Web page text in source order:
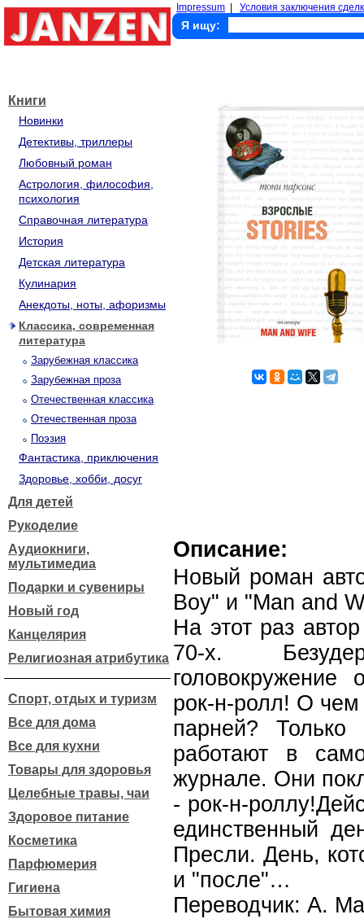
Impressum Условия заключения
Я ищу:
Книги
Новинки
Детективы, триллеры
Любовный роман
Астрология, философия,
психология
Справочная литература
История
Детская литература
Кулинария
Анекдоты, ноты, афоризмы
Классика, современная
литература
Зарубежная классика
Зарубежная проза
Отечественная классика
Отечественная проза
Поэзия
Фантастика, приключения
Здоровье, хобби, досуг
Для детей
Рукоделие
Аудиокниги,
мультимедиа
Подарки и сувениры
Новый год
Канцелярия
Религиозная атрибутика
Спорт, отдых и туризм
Все для дома
Все для кухни
Товары для здоровья
Целебные травы, чаи
Здоровое питание
Косметика
Парфюмерия
Гигиена
Бытовая химия
Описание:
Новый роман
Boy" и "Mаn and
На этот раз
70-х.
головокружение
рок-н-ролл! О чем
парней?
работают в
журнале. Они
- рок-н-
единственный
Пресли. День,
и "после"…
Переводчик: А.